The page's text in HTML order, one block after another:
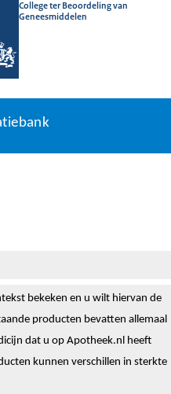
College ter Beoordeling van
Geneesmiddelen
bekeken en u wilt hiervan de
producten bevatten allemaal
dat u op Apotheek.nl heeft
kunnen verschillen in sterkte